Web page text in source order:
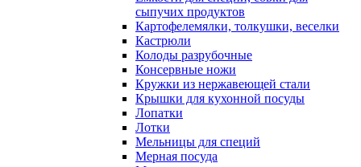
сыпучих продуктов
Картофелемялки, толкушки, веселки
Кастрюли
Колоды разрубочные
Консервные ножи
Кружки из нержавеющей стали
Крышки для кухонной посуды
Лопатки
Лотки
Мельницы для специй
Мерная посуда